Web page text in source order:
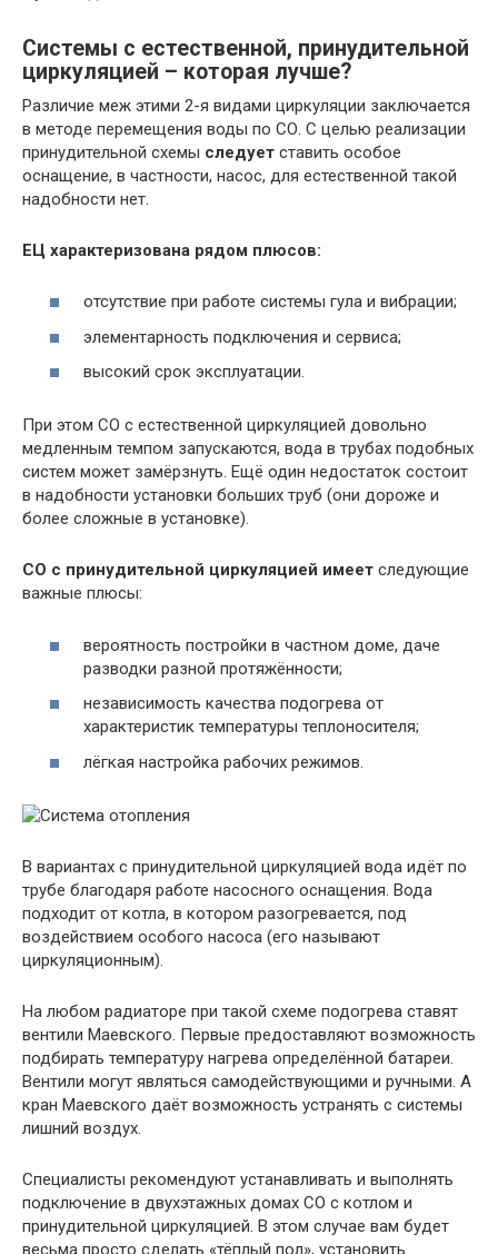
Системы с естественной, принудительной
циркуляцией – которая лучше?
Различие меж этими 2-я видами циркуляции заключается
в методе перемещения воды по СО. С целью реализации
принудительной схемы следует ставить особое
оснащение, в частности, насос, для естественной такой
надобности нет.
ЕЦ характеризована рядом плюсов:
отсутствие при работе системы гула и вибрации;
элементарность подключения и сервиса;
высокий срок эксплуатации.
При этом СО с естественной циркуляцией довольно
медленным темпом запускаются, вода в трубах подобных
систем может замёрзнуть. Ещё один недостаток состоит
в надобности установки больших труб (они дороже и
более сложные в установке).
СО с принудительной циркуляцией имеет следующие
важные плюсы:
вероятность постройки в частном доме, даче
разводки разной протяжённости;
независимость качества подогрева от
характеристик температуры теплоносителя;
лёгкая настройка рабочих режимов.
В вариантах с принудительной циркуляцией вода идёт по
трубе благодаря работе насосного оснащения. Вода
подходит от котла, в котором разогревается, под
воздействием особого насоса (его называют
циркуляционным).
На любом радиаторе при такой схеме подогрева ставят
вентили Маевского. Первые предоставляют возможность
подбирать температуру нагрева определённой батареи.
Вентили могут являться самодействующими и ручными. А
кран Маевского даёт возможность устранять с системы
лишний воздух.
Специалисты рекомендуют устанавливать и выполнять
подключение в двухэтажных домах СО с котлом и
принудительной циркуляцией. В этом случае вам будет
весьма просто сделать «тёплый пол», установить